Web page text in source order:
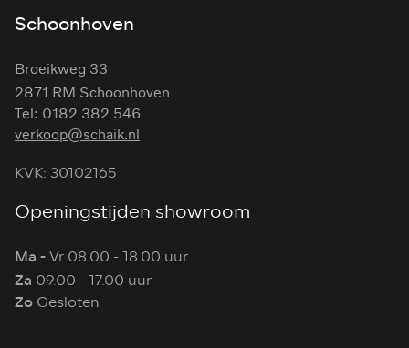
Schoonhoven
Broeikweg 33
2871 RM Schoonhoven
Tel: 0182 382 546
verkoop@schaik.nl
KVK: 30102165
Openingstijden showroom
Ma -Vr 08.00 - 18.00 uur
Za 09.00 - 17.00 uur
Zo Gesloten